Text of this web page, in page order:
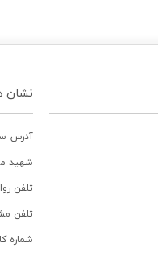
نشان
آدرس
شهيد
تلفن روابط
تلفن
شماره کارت